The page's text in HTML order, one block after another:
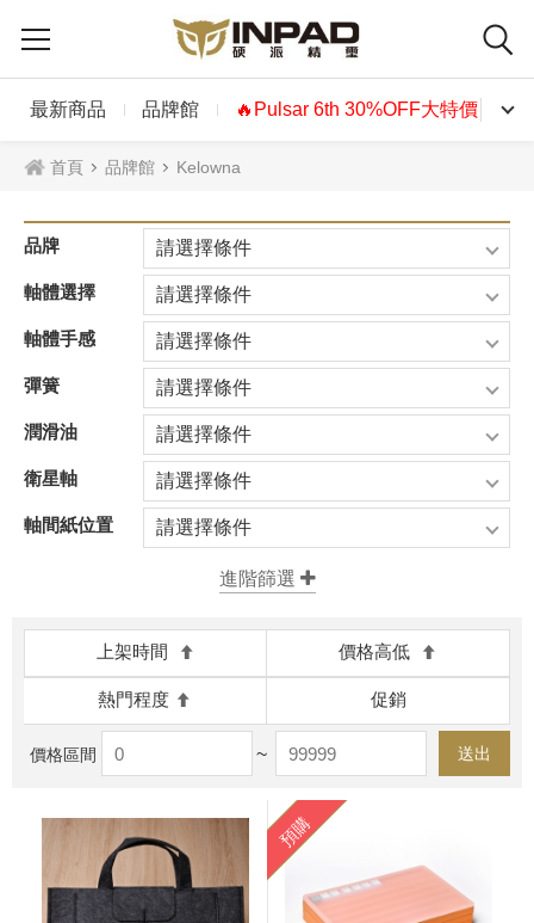
最新商品 品牌館 🔥Pulsar 6th 30%OFF大特價🔥
首頁 品牌館 Kelowna
品牌 請選擇條件
軸體選擇 請選擇條件
軸體手感 請選擇條件
彈簧 請選擇條件
潤滑油 請選擇條件
衛星軸 請選擇條件
軸間紙位置 請選擇條件
上架時間 價格高低
熱門程度 促銷
價格區間 ~ 送出
預購